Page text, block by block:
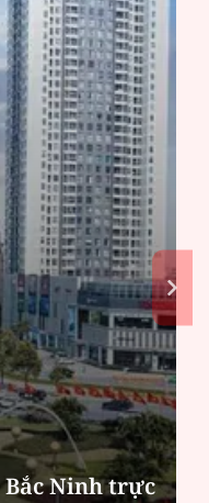
thiên hạ":